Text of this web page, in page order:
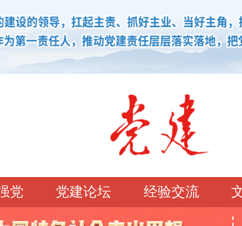
党 党建论坛 经验交流
学习园地 理论强党 党建论坛